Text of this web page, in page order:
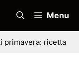
Menu
primavera: ricetta